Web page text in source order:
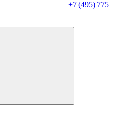
+7 (495) 775